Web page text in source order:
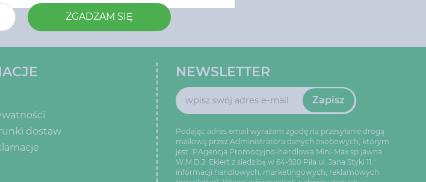
dostaw
NEWSLETTER
Zapisz
Podając adres email wyrażam zgodę na przesyłanie drogą
mailową przez Administratora danych osobowych, którym
jest "PAgencja Promocyjno-handlowa Mini-Max sp.jawna
W.M.D.J. Ekiert z siedzibą w 64-920 Piła ul. Jana Styki 11."
informacji handlowych, marketingowych, reklamowych
ZGADZAM SIĘ